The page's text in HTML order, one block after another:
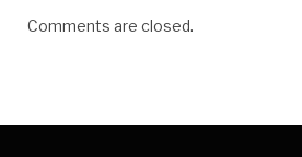
Comments are closed.